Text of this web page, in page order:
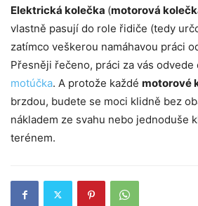
Elektrická kolečka (motorová
vlastně pasují do role řidiče (tedy
zatímco veškerou namáhavou práci
Přesněji řečeno, práci za vás
motúčka. A protože každé motorové
brzdou, budete se moci klidně bez
nákladem ze svahu nebo jednoduše
terénem.